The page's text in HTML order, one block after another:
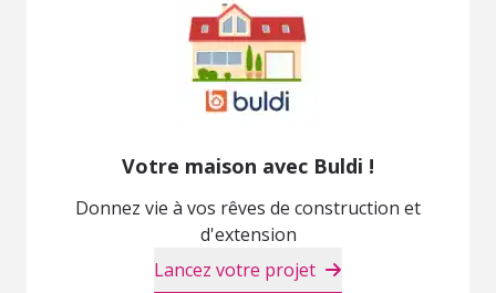
Votre maison avec Buldi !
Donnez vie à vos rêves de construction et
d'extension
Lancez votre projet